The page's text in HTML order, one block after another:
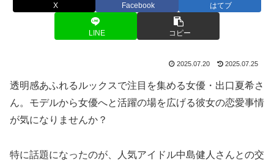
X Facebook はてブ
LINE コピー
2025.07.20 2025.07.25
透明感あふれるルックスで注目を集める女優・出口夏希さ
ん。モデルから女優へと活躍の場を広げる彼女の恋愛事情
が気になりませんか？
特に話題になったのが、人気アイドル中島健人さんとの交